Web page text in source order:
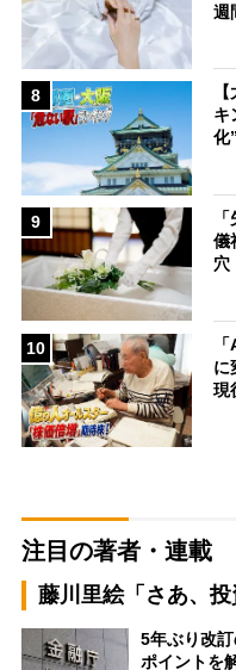
週
8
キ
化
9
儀
10
に
現
注目の著者・連載
藤川里絵「さあ、投
5年ぶり改
ポイントを